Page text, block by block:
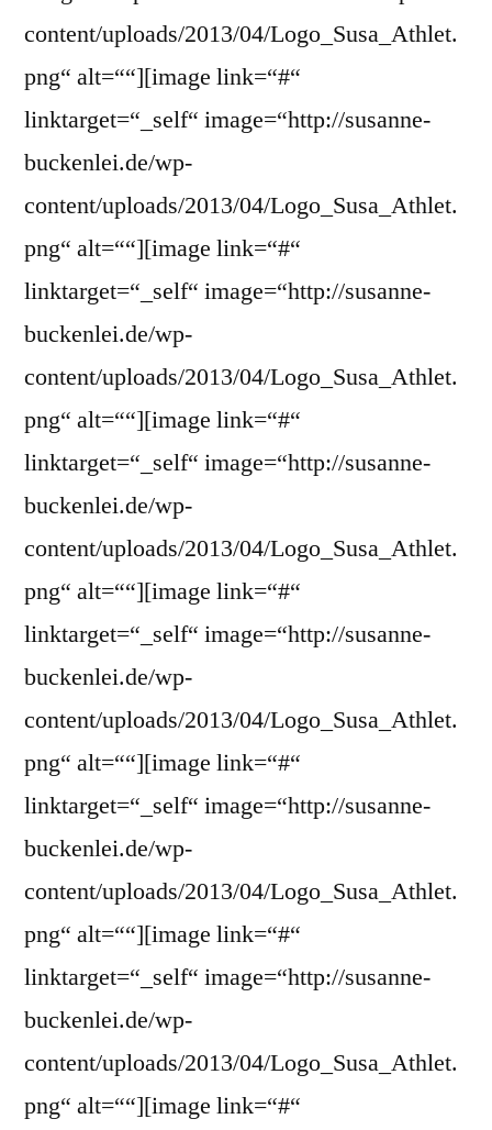
content/uploads/2013/04/Logo_Susa_Athlet.
png“ alt=““][image link=“#“
linktarget=“_self“ image=“http://susanne-
buckenlei.de/wp-
content/uploads/2013/04/Logo_Susa_Athlet.
png“ alt=““][image link=“#“
linktarget=“_self“ image=“http://susanne-
buckenlei.de/wp-
content/uploads/2013/04/Logo_Susa_Athlet.
png“ alt=““][image link=“#“
linktarget=“_self“ image=“http://susanne-
buckenlei.de/wp-
content/uploads/2013/04/Logo_Susa_Athlet.
png“ alt=““][image link=“#“
linktarget=“_self“ image=“http://susanne-
buckenlei.de/wp-
content/uploads/2013/04/Logo_Susa_Athlet.
png“ alt=““][image link=“#“
linktarget=“_self“ image=“http://susanne-
buckenlei.de/wp-
content/uploads/2013/04/Logo_Susa_Athlet.
png“ alt=““][image link=“#“
linktarget=“_self“ image=“http://susanne-
buckenlei.de/wp-
content/uploads/2013/04/Logo_Susa_Athlet.
png“ alt=““][image link=“#“